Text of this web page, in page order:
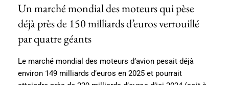
Un marché mondial des moteurs qui pèse
déjà près de 150 milliards d’euros verrouillé
par quatre géants
Le marché mondial des moteurs d’avion pesait déjà
environ 149 milliards d’euros en 2025 et pourrait